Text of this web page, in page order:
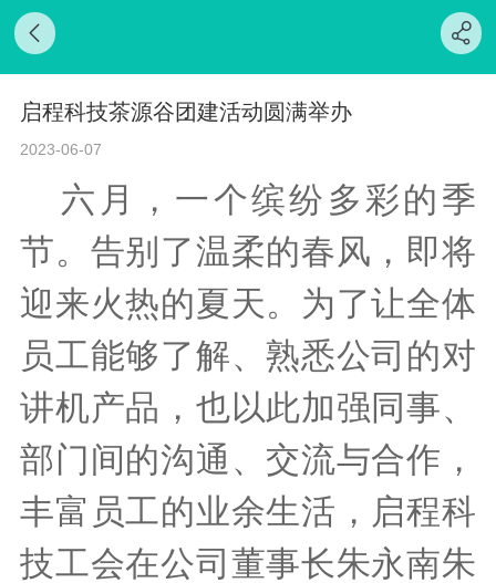
启程科技茶源谷团建活动圆满举办
2023-06-07
六月，一个缤纷多彩的季
节。告别了温柔的春风，即将
迎来火热的夏天。为了让全体
员工能够了解、熟悉公司的对
讲机产品，也以此加强同事、
部门间的沟通、交流与合作，
丰富员工的业余生活 ， 启程科
技工会在公司董事长朱永南朱